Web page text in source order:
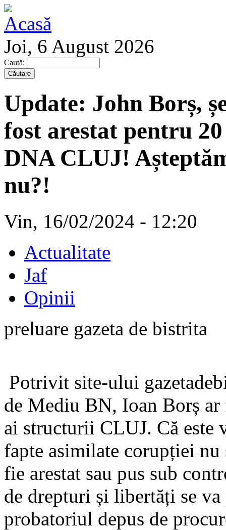
Joi, 6 August 2026
Caută:
Update: John Borș,
fost arestat pentru
DNA CLUJ!
nu?!
Vin, 16/02/2024 - 12:20
Actualitate
Jaf
Opinii
preluare gazeta de bistrita
Potrivit site-ului
de Mediu BN, Ioan Borș
ai structurii CLUJ. Că este
fapte asimilate corupției nu
fie arestat sau pus sub
de drepturi și libertăți se
probatoriul depus de